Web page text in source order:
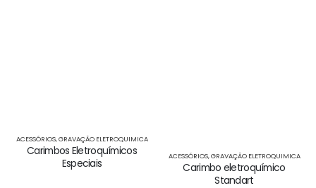
ACESSÓRIOS,GRAVAÇÃO ELETROQUIMICA
Carimbos Eletroquímicos
Especiais
ACESSÓRIOS,GRAVAÇÃO ELETROQUIMICA
Carimbo eletroquímico
Standart